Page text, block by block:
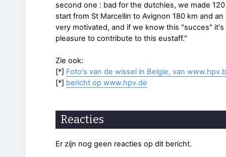
second one : bad for the dutchies, we made
start from St Marcellin to Avignon 180 km and
very motivated, and if we know this "succes"
pleasure to contribute to this eustaff."
Zie ook:
[*] Foto's van de wissel in Belgie, van
[*] bericht op www.hpv.de
Reacties
Er zijn nog geen reacties op dit bericht.